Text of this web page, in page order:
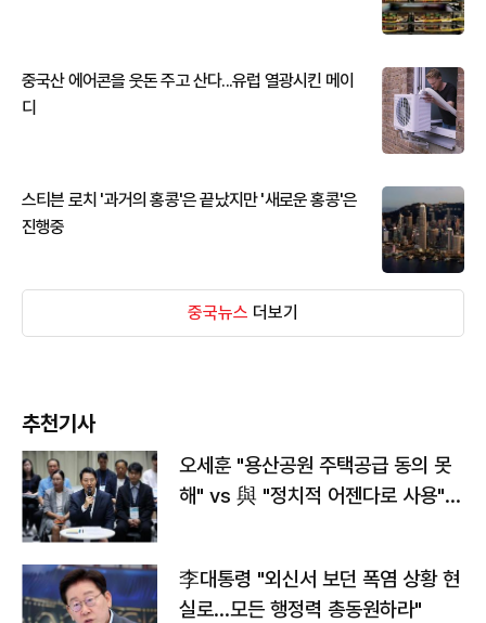
중국산 에어콘을 웃돈 주고 산다...유럽 열광시킨 메이
디
스티븐 로치 '과거의 홍콩'은 끝났지만 '새로운 홍콩'은
진행중
중국뉴스 더보기
추천기사
오세훈 "용산공원 주택공급 동의 못
해" vs 與 "정치적 어젠다로 사용"
李대통령 "외신서 보던 폭염 상황 현
실로…모든 행정력 총동원하라"